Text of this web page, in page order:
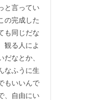
と言ってい
の完成した
も同じだな
観る人によ
なとか、
なふうに生
もいいんで
、自由にい